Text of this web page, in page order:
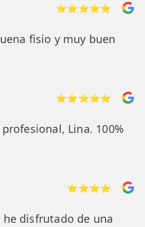
⭐⭐⭐⭐⭐
fisio y muy buen
⭐⭐⭐⭐⭐
Lina. 100%
⭐⭐⭐⭐
disfrutado de una